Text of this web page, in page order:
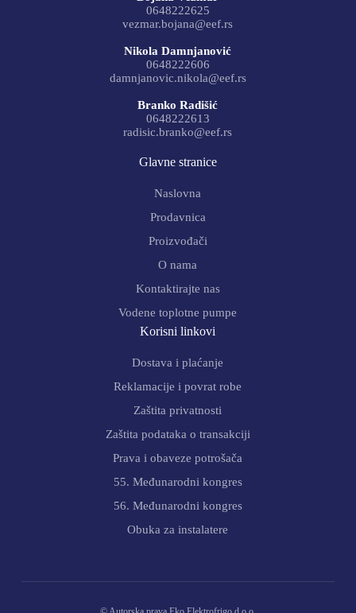
0648222625
vezmar.bojana@eef.rs
Nikola Damnjanović
0648222606
damnjanovic.nikola@eef.rs
Branko Radišić
0648222613
radisic.branko@eef.rs
Glavne stranice
Naslovna
Prodavnica
Proizvođači
O nama
Kontaktirajte nas
Vodene toplotne pumpe
Korisni linkovi
Dostava i plaćanje
Reklamacije i povrat robe
Zaštita privatnosti
Zaštita podataka o transakciji
Prava i obaveze potrošača
55. Međunarodni kongres
56. Međunarodni kongres
Obuka za instalatere